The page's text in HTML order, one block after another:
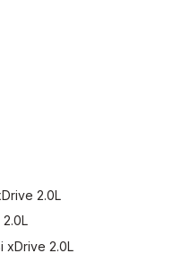
2.0L
xDrive 2.0L